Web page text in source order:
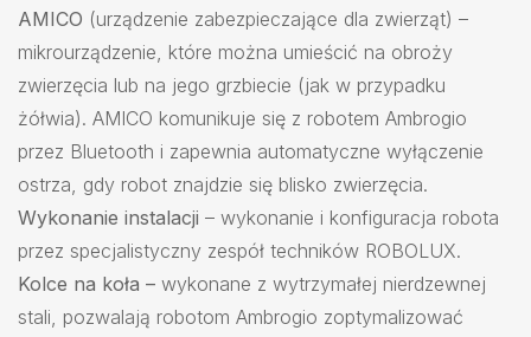
AMICO (urządzenie zabezpieczające dla zwierząt) –
mikrourządzenie, które można umieścić na obroży
zwierzęcia lub na jego grzbiecie (jak w przypadku
żółwia). AMICO komunikuje się z robotem Ambrogio
przez Bluetooth i zapewnia automatyczne wyłączenie
ostrza, gdy robot znajdzie się blisko zwierzęcia.
Wykonanie instalacji – wykonanie i konfiguracja robota
przez specjalistyczny zespół techników ROBOLUX.
Kolce na koła – wykonane z wytrzymałej nierdzewnej
stali, pozwalają robotom Ambrogio zoptymalizować